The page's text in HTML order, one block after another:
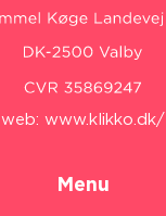
web: www.klikko.dk/
Menu